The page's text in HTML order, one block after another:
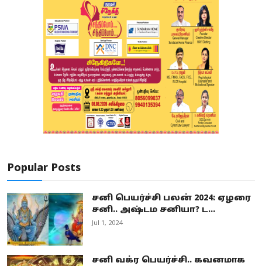
Popular Posts
சனி பெயர்ச்சி பலன் 2024: ஏழரை
சனி.. அஷ்டம சனியா? ட...
Jul 1, 2024
சனி வக்ர பெயர்ச்சி.. கவனமாக